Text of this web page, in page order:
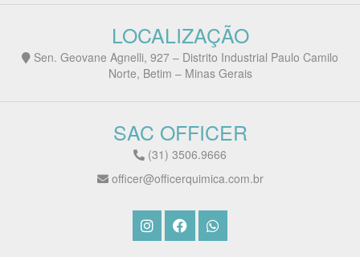
LOCALIZAÇÃO
Sen. Geovane Agnelli, 927 – Distrito Industrial Paulo Camilo
Norte, Betim – Minas Gerais
SAC OFFICER
(31) 3506.9666
officer@officerquimica.com.br